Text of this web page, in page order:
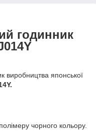
годинник
виробництва японської
.
чорного кольору.